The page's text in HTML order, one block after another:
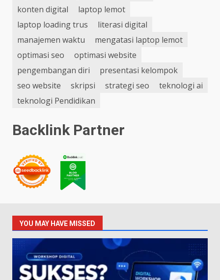
konten digital
laptop lemot
laptop loading trus
literasi digital
manajemen waktu
mengatasi laptop lemot
optimasi seo
optimasi website
pengembangan diri
presentasi kelompok
seo website
skripsi strategi seo
teknologi ai
teknologi Pendidikan
Backlink Partner
YOU MAY HAVE MISSED